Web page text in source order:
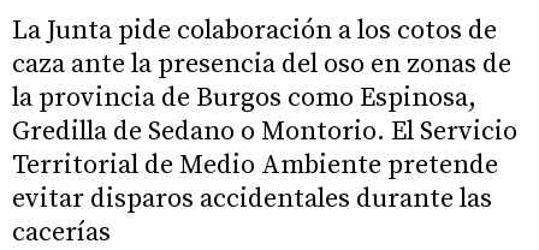
La Junta pide colaboración a los cotos de
caza ante la presencia del oso en zonas de
la provincia de Burgos como Espinosa,
Gredilla de Sedano o Montorio. El Servicio
Territorial de Medio Ambiente pretende
evitar disparos accidentales durante las
cacerías